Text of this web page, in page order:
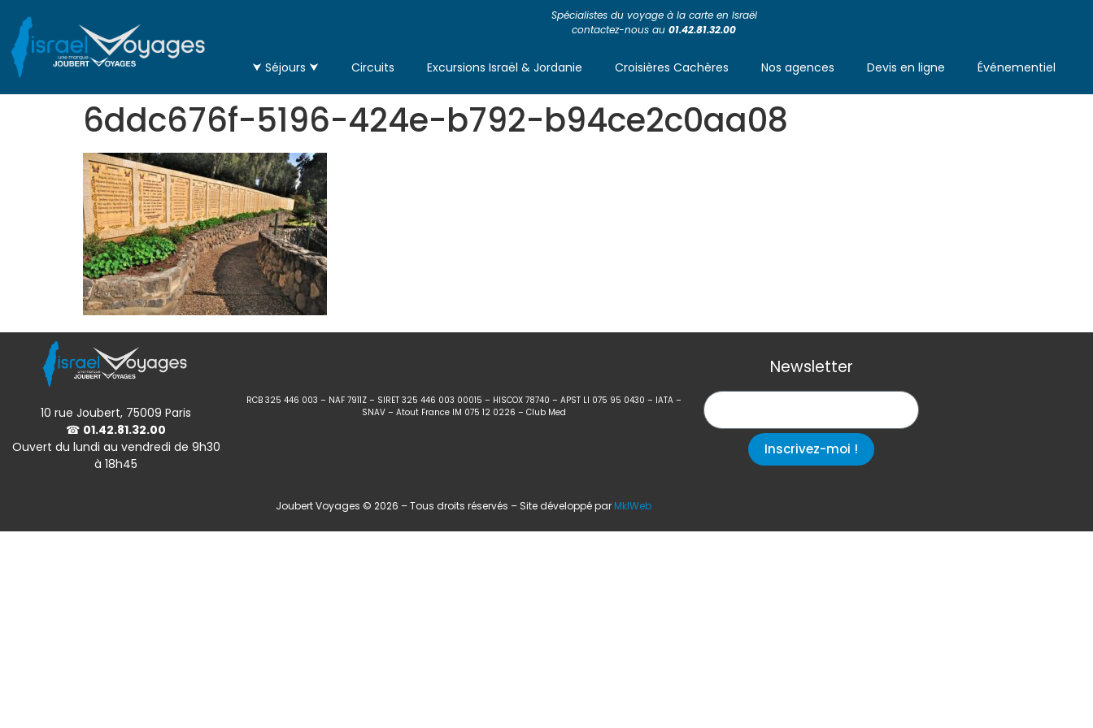
Spécialistes du voyage à la carte en Israël
contactez-nous au01.42.81.32.00
⮟ Séjours ⮟ Circuits Excursions Israël & Jordanie Croisières Cachères Nos agences Devis en ligne Événementiel
6ddc676f-5196-424e-b792-b94ce2c0aa08
10 rue Joubert, 75009 Paris
☎ 01.42.81.32.00
Ouvert du lundi au vendredi de 9h30
à 18h45
RCB 325 446 003 – NAF 7911Z – SIRET 325 446 003 00015 – HISCOX 78740 – APST LI 075 95 0430 – IATA –
SNAV – Atout France IM 075 12 0226 – Club Med
Newsletter
Inscrivez-moi !
Joubert Voyages © 2026 – Tous droits réservés – Site développé par MklWeb